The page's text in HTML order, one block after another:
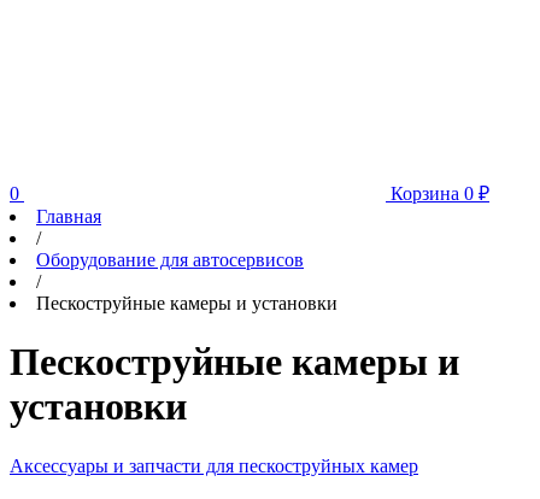
0 Корзина 0 ₽
Главная
/
Оборудование для автосервисов
/
Пескоструйные камеры и установки
Пескоструйные камеры и
установки
Аксессуары и запчасти для пескоструйных камер